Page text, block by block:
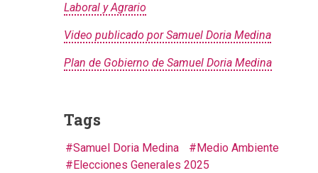
Laboral y Agrario
Video publicado por Samuel Doria Medina
Plan de Gobierno de Samuel Doria Medina
Tags
Samuel Doria Medina
Medio Ambiente
Elecciones Generales 2025